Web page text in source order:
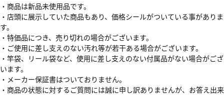
・商品は新品未使用品です。
・店頭に展示していた商品もあり、価格シールがついている事がありま
す。
・特価品につき、売り切れの場合がございます。
・ご使用に差し支えのない汚れ等が若干ある場合がございます。
・竿袋、リール袋など、使用に差し支えのない付属品がない場合がござ
います。
・メーカー保証書はついておりません。
・商品の状態に対するご質問には誠に申し訳ありませんが、お答え出来